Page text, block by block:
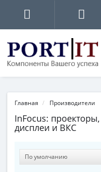
Главная Производители
InFocus:
дисплеи и ВКС